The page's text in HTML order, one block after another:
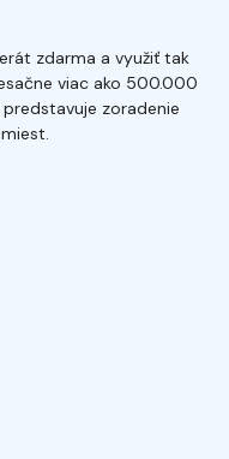
zdarma a využiť tak
viac ako 500.000
predstavuje zoradenie